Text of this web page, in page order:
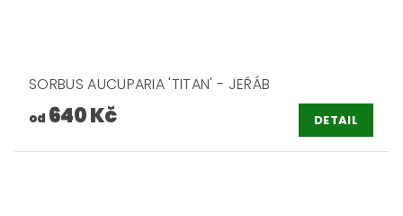
SORBUS AUCUPARIA 'TITAN' - JEŘÁB
od 640 Kč DETAIL